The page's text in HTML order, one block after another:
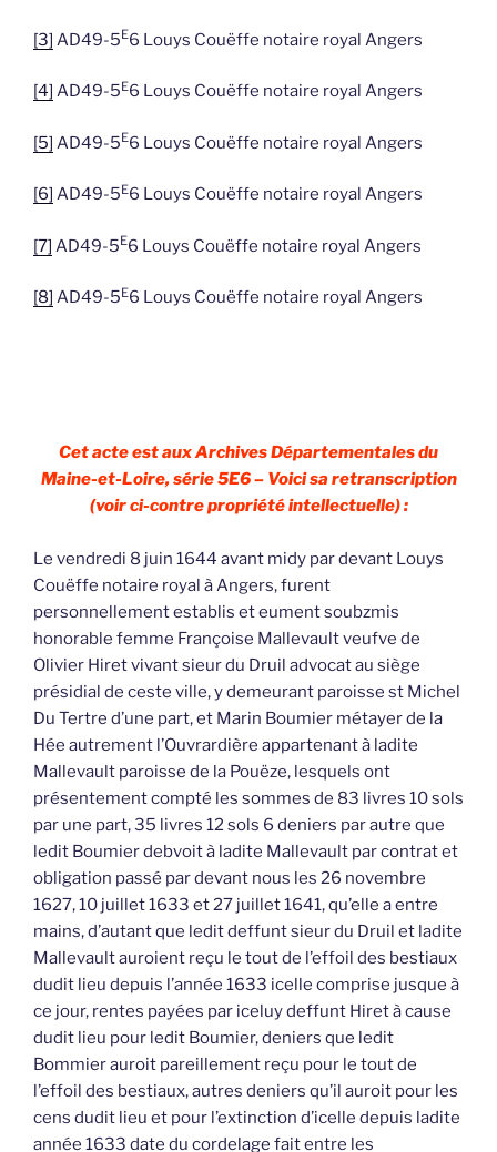
[3] AD49-5E6 Louys Couëffe notaire royal Angers
[4] AD49-5E6 Louys Couëffe notaire royal Angers
[5] AD49-5E6 Louys Couëffe notaire royal Angers
[6] AD49-5E6 Louys Couëffe notaire royal Angers
[7] AD49-5E6 Louys Couëffe notaire royal Angers
[8] AD49-5E6 Louys Couëffe notaire royal Angers
Cet acte est aux Archives Départementales du
Maine-et-Loire, série 5E6 – Voici sa retranscription
(voir ci-contre propriété intellectuelle) :
Le vendredi 8 juin 1644 avant midy par devant Louys
Couëffe notaire royal à Angers, furent
personnellement establis et eument soubzmis
honorable femme Françoise Mallevault veufve de
Olivier Hiret vivant sieur du Druil advocat au siège
présidial de ceste ville, y demeurant paroisse st Michel
Du Tertre d’une part, et Marin Boumier métayer de la
Hée autrement l’Ouvrardière appartenant à ladite
Mallevault paroisse de la Pouëze, lesquels ont
présentement compté les sommes de 83 livres 10 sols
par une part, 35 livres 12 sols 6 deniers par autre que
ledit Boumier debvoit à ladite Mallevault par contrat et
obligation passé par devant nous les 26 novembre
1627, 10 juillet 1633 et 27 juillet 1641, qu’elle a entre
mains, d’autant que ledit deffunt sieur du Druil et ladite
Mallevault auroient reçu le tout de l’effoil des bestiaux
dudit lieu depuis l’année 1633 icelle comprise jusque à
ce jour, rentes payées par iceluy deffunt Hiret à cause
dudit lieu pour ledit Boumier, deniers que ledit
Bommier auroit pareillement reçu pour le tout de
l’effoil des bestiaux, autres deniers qu’il auroit pour les
cens dudit lieu et pour l’extinction d’icelle depuis ladite
année 1633 date du cordelage fait entre les